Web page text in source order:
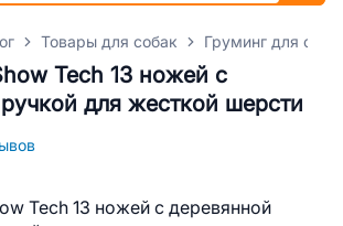
Товары для собак Груминг для
Tech 13 ножей с
для жесткой шерсти